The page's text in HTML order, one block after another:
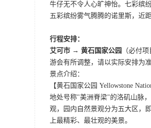
牛仔无不令人心旷神怡。七彩缤
五彩缤纷雾气腾腾的诺里斯，近
行程安排：
艾可市 → 黄石国家公园
（必付
游会有所调整，请以实际安排为
景点介绍：
【黄石国家公园 Yellowstone
地处号称"美洲脊梁"的洛矶山脉
观，园内自然景观分为五大区，
上最精彩、最壮观的美景。